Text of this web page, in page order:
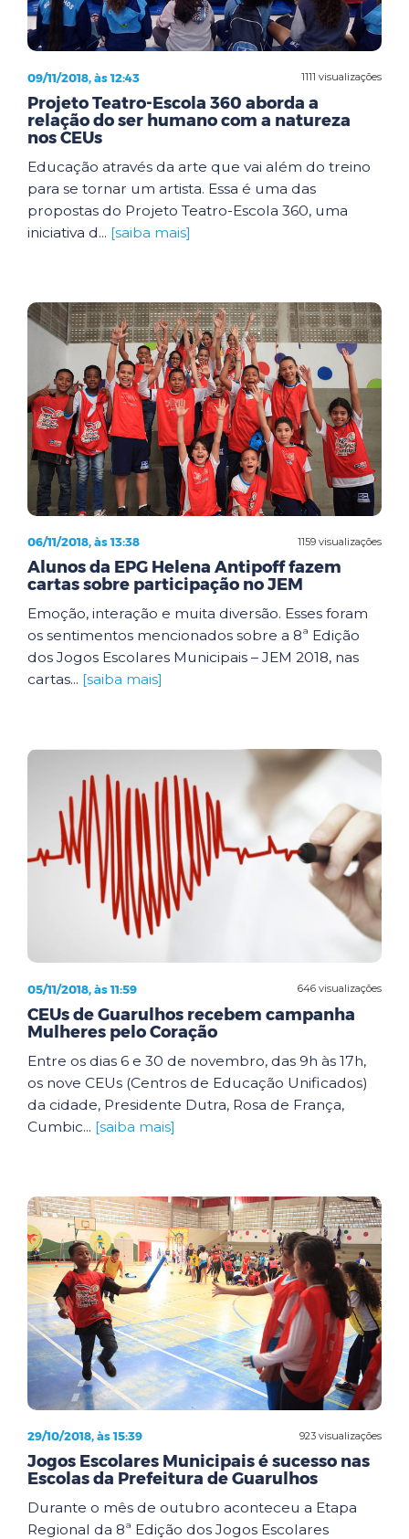
1111 visualizações
09/11/2018, às 12:43
Projeto Teatro-Escola 360 aborda a
relação do ser humano com a natureza
nos CEUs
Educação através da arte que vai além do treino
para se tornar um artista. Essa é uma das
propostas do Projeto Teatro-Escola 360, uma
iniciativa d... [saiba mais]
1159 visualizações
06/11/2018, às 13:38
Alunos da EPG Helena Antipoff fazem
cartas sobre participação no JEM
Emoção, interação e muita diversão. Esses foram
os sentimentos mencionados sobre a 8ª Edição
dos Jogos Escolares Municipais – JEM 2018, nas
cartas... [saiba mais]
646 visualizações
05/11/2018, às 11:59
CEUs de Guarulhos recebem campanha
Mulheres pelo Coração
Entre os dias 6 e 30 de novembro, das 9h às 17h,
os nove CEUs (Centros de Educação Unificados)
da cidade, Presidente Dutra, Rosa de França,
Cumbic... [saiba mais]
923 visualizações
29/10/2018, às 15:39
Jogos Escolares Municipais é sucesso nas
Escolas da Prefeitura de Guarulhos
Durante o mês de outubro aconteceu a Etapa
Regional da 8ª Edição dos Jogos Escolares